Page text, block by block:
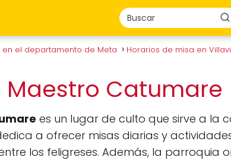
en el departamento de Meta Horarios de misa en
Maestro Catumare
es un lugar de culto que sirve a la
a ofrecer misas diarias y
los feligreses. Además, la parroquia